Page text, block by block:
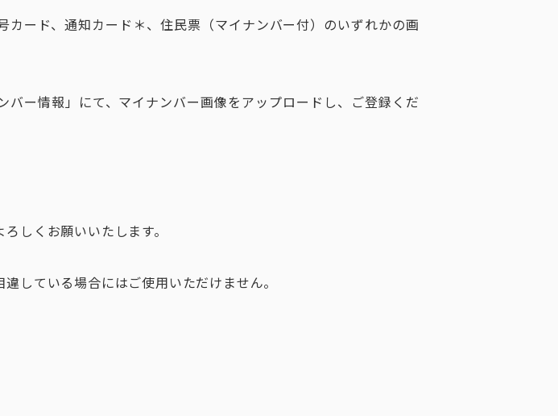
ード、通知カード＊、住民票（マイナンバー付）のいずれかの画
ー情報」にて、マイナンバー画像をアップロードし、ご登録くだ
しくお願いいたします。
している場合にはご使用いただけません。